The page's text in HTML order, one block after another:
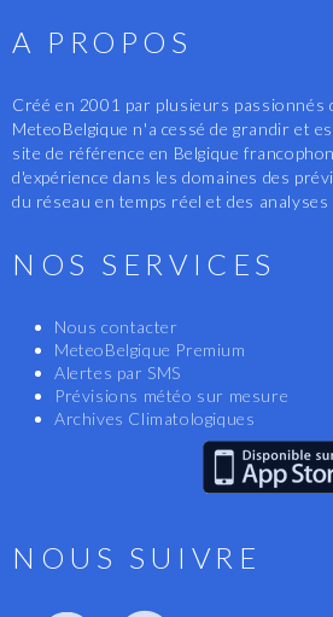
A PROPOS
Créé en 2001 par plusieurs passionnés
MeteoBelgique n'a cessé de grandir et
site de référence en Belgique
d'expérience dans les domaines des
du réseau en temps réel et des
NOS SERVICES
Nous contacter
MeteoBelgique Premium
Alertes par SMS
Prévisions météo sur mesure
Archives Climatologiques
NOUS SUIVRE